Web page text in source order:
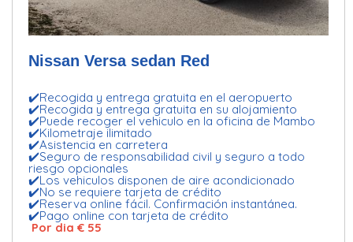
Nissan Versa sedan Red
✔️Recogida y entrega gratuita en el aeropuerto
✔️Recogida y entrega gratuita en su alojamiento
✔️Puede recoger el vehiculo en la oficina de Mambo
✔️Kilometraje ilimitado
✔️Asistencia en carretera
✔️Seguro de responsabilidad civil y seguro a todo
riesgo opcionales
✔️Los vehiculos disponen de aire acondicionado
✔️No se requiere tarjeta de crédito
✔️Reserva online fácil. Confirmación instantánea.
✔️Pago online con tarjeta de crédito
Por dia € 55